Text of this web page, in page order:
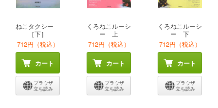
ねこタクシー
［下］
712円（税込）
カート
ブラウザ
立ち読み
くろねこルーシ
ー 上
712円（税込）
カート
ブラウザ
立ち読み
くろねこルーシ
ー 下
712円（税込）
カート
ブラウザ
立ち読み